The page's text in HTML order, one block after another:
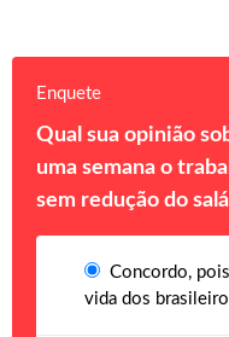
Enquete
Qual sua opinião
uma semana o
sem redução do
Concordo,
vida dos